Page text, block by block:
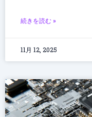
続きを読む »
11月 12, 2025